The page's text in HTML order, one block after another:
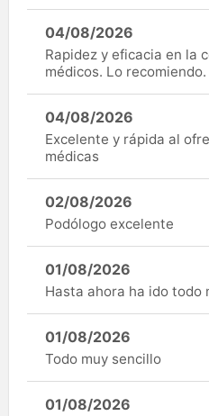
04/08/2026
Rapidez y eficacia en la
médicos. Lo recomiendo.
04/08/2026
Excelente y rápida al
médicas
02/08/2026
Podólogo excelente
01/08/2026
Hasta ahora ha ido todo
01/08/2026
Todo muy sencillo
01/08/2026